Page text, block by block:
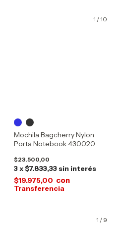
1 /10
Mochila Bagcherry Nylon
Porta Notebook 430020
$23.500,00
3x$7.833,33 sin interés
$19.975,00 con
1 / 9